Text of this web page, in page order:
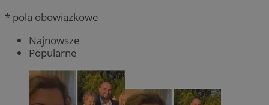
* pola obowiązkowe
Najnowsze
Popularne